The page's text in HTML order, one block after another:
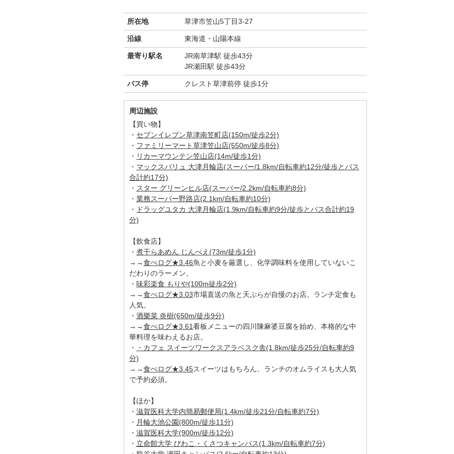
所在地 草津市笠山5丁目3-27
沿線 東海道・山陽本線
最寄り駅名
JR南草津駅 徒歩43分
JR瀬田駅 徒歩43分
バス停 クレスト草津前停 徒歩1分
周辺施設
【買い物】
・ セブンイレブン草津南笠町店(150m/徒歩2分)
・ ファミリーマート草津笠山店(550m/徒歩8分)
・ リカーマウンテン笠山店(14m/徒歩1分)
・ マックスバリュ 大津月輪店(スーパー/1.8km/自転車約12分/徒歩とバス
合計約17分)
・ スター グリーンヒル店(スーパー/2.2km/自転車約8分)
・ 業務スーパー野路店(2.1km/自転車約10分)
・
ドラッグユタカ 大津月輪店(1.9km/自転車約9分/徒歩とバス合計約19
分)
【飲食店】
・ 煮干らあめん じんべえ(73m/徒歩1分)
→→食べログ★3.46魚と小麦を厳選し、化学調味料を使用していないこ
だわりのラーメン。
・ 味彩楽食 もりや(100m徒歩2分)
→→食べログ★3.03市場直送の魚と天ぷらが自慢のお店。ランチ定食も
人気。
・ 酒樂菜 炎樹(650m/徒歩9分)
→→食べログ★3.61看板メニューの四川陳麻婆豆腐を始め、本格的な中
華料理を味わえるお店。
・
・カフェ スイーツワークスアラベスク舎(1.8km/徒歩25分/自転車約9
分)
→→食べログ★3.45スイーツはもちろん、ランチのオムライスも大人気
で予約必須。
【ほか】
・ 滋賀医科大学内簡易郵便局(1.4km/徒歩21分/自転車約7分)
・ 月輪大池公園(800m/徒歩11分)
・ 滋賀医科大学(900m/徒歩12分)
・ 立命館大学 びわこ・くさつキャンパス(1.3km/自転車約7分)